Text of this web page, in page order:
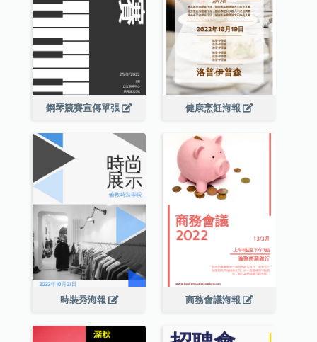
鋼琴競賽宣傳單張 健康烹飪海報
時裝秀海報 商務會議海報